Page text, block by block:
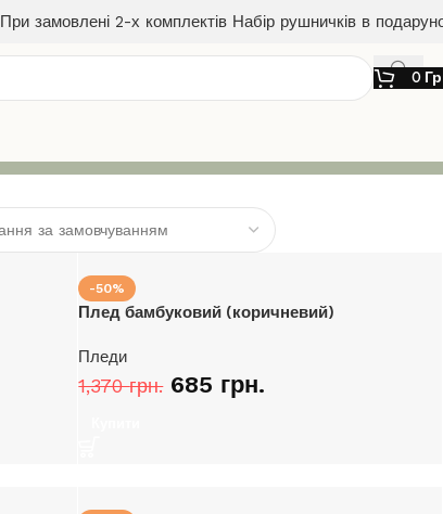
При замовлені 2-х комплектів Набір рушничків в
0
-50%
Плед бамбуковий (коричневий)
Пледи
1,370грн. 685 грн.